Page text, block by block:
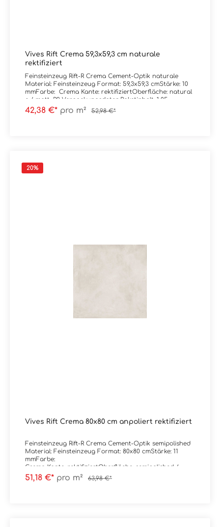
Vives Rift Crema 59,3x59,3 cm naturale
rektifiziert
Feinsteinzeug Rift-R Crema Cement-Optik naturale
Material: Feinsteinzeug Format: 59,3x59,3 cmStärke: 10
mmFarbe: Crema Kante: rektifiziertOberfläche: natural
e / matt, R9 Verpackungsdaten:Paketinhalt: 1,05
m²Paletteninhalt: 37,98 m²
42,38 €* pro m² 52,98 €*
20%
Vives Rift Crema 80x80 cm anpoliert rektifiziert
Feinsteinzeug Rift-R Crema Cement-Optik semipolished
Material: Feinsteinzeug Format: 80x80 cmStärke: 11
mmFarbe:
Crema Kante: rektifiziertOberfläche: semipolished /
anpoliert Verpackungsdaten:Paketinhalt: 1,28
m²Paletteninhalt: 46,08 m²
51,18 €* pro m² 63,98 €*